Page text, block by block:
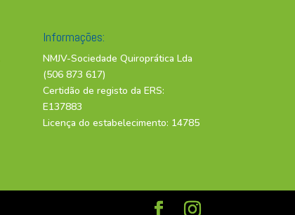
Informações:
NMJV-Sociedade Quiroprática Lda
(506 873 617)
Certidão de registo da ERS:
E137883
Licença do estabelecimento: 14785